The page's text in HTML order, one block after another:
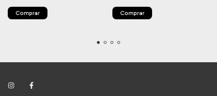
Comprar Comprar